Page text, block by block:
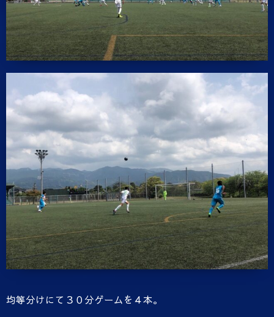
均等分けにて３０分ゲームを４本。